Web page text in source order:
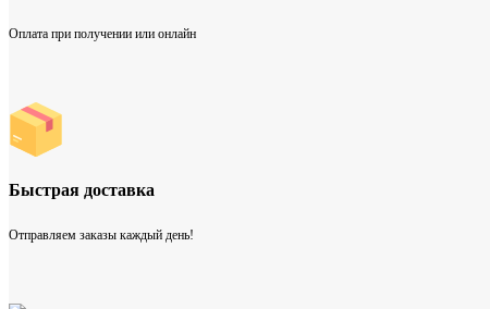
Оплата при получении или онлайн
Быстрая доставка
Отправляем заказы каждый день!